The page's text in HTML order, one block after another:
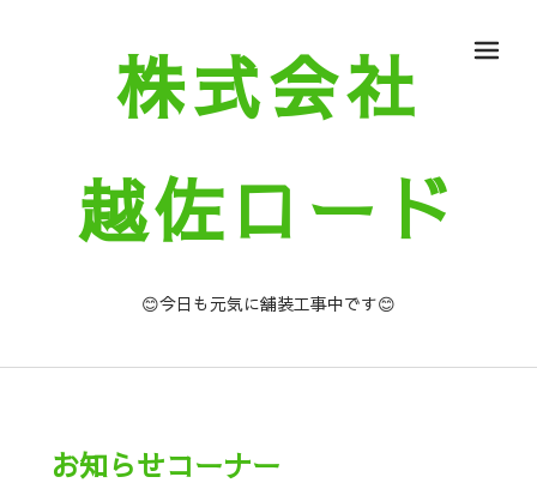
株式会社
越佐ロード
😊今日も元気に舗装工事中です😊
お知らせコーナー